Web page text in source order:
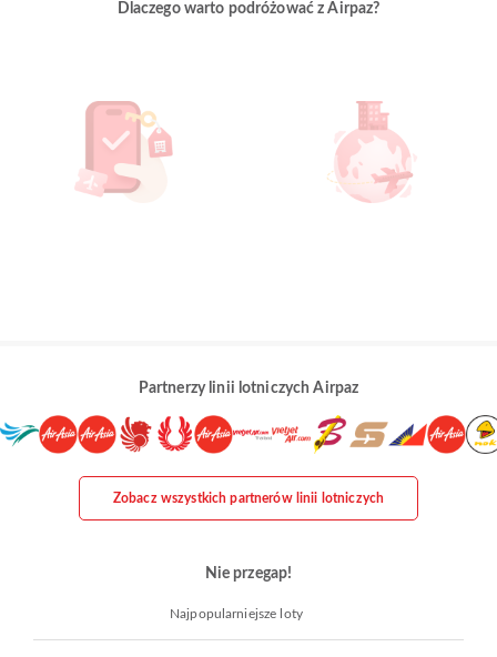
Dlaczego warto podróżować z Airpaz?
Partnerzy linii lotniczych Airpaz
Zobacz wszystkich partnerów linii lotniczych
Nie przegap!
Najpopularniejsze loty